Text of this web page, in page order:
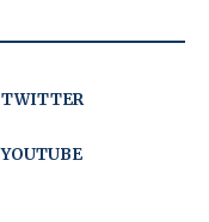
TWITTER
YOUTUBE